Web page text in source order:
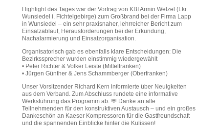
Highlight des Tages war der Vortrag von KBI Armin Welzel (Lkr.
Wunsiedel i. Fichtelgebirge) zum Großbrand bei der Firma Lapp
in Wunsiedel – ein sehr praxisnaher, lehrreicher Bericht zum
Einsatzablauf, Herausforderungen bei der Erkundung,
Nachalarmierung und Einsatzorganisation.
Organisatorisch gab es ebenfalls klare Entscheidungen: Die
Bezirkssprecher wurden einstimmig wiedergewählt
• Peter Richter & Volker Leiste (Mittelfranken)
• Jürgen Günther & Jens Schammberger (Oberfranken)
Unser Vorsitzender Richard Kern informierte über Neuigkeiten
aus dem Verband. Zum Abschluss rundete eine informative
Werksführung das Programm ab. 💬 Danke an alle
Teilnehmenden für den konstruktiven Austausch – und ein großes
Dankeschön an Kaeser Kompressoren für die Gastfreundschaft
und die spannenden Einblicke hinter die Kulissen!